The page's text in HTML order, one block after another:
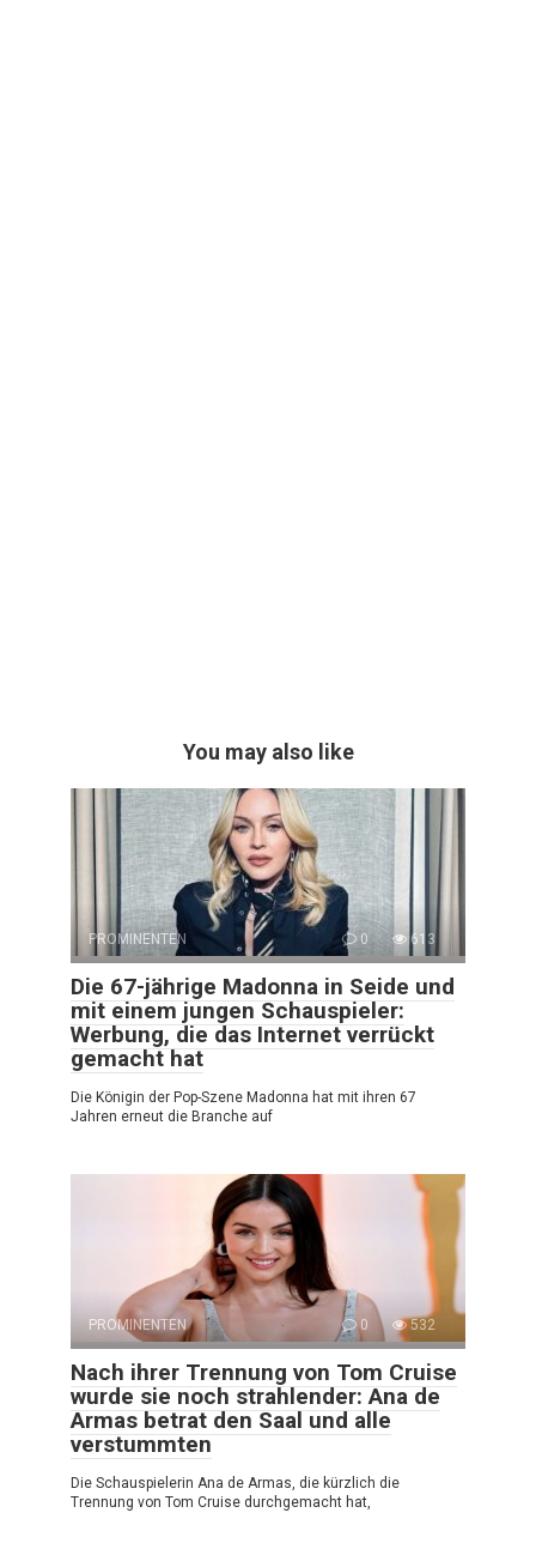
You may also like
PROMINENTEN 0 613
Die 67-jährige Madonna in Seide und
mit einem jungen Schauspieler:
Werbung, die das Internet verrückt
gemacht hat
Die Königin der Pop-Szene Madonna hat mit ihren 67
Jahren erneut die Branche auf
PROMINENTEN 0 532
Nach ihrer Trennung von Tom Cruise
wurde sie noch strahlender: Ana de
Armas betrat den Saal und alle
verstummten
Die Schauspielerin Ana de Armas, die kürzlich die
Trennung von Tom Cruise durchgemacht hat,